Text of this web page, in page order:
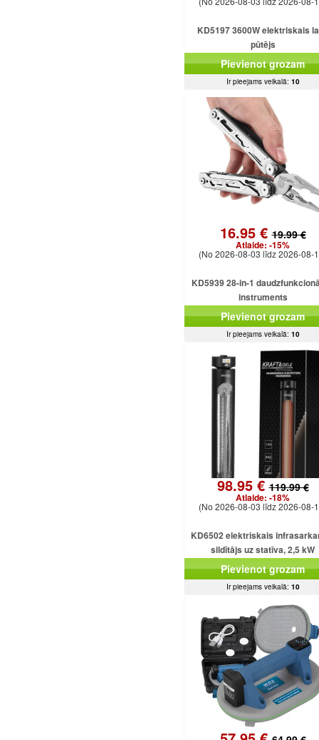
KD5197 3600W elektriskais
pūtējs
Pievienot grozam
Ir pieejams veikalā: 10
16.95 €19.99 €
Atlaide: -15%
(No 2026-08-03 līdz 2026-08-
KD5939 28-in-1
instruments
Pievienot grozam
Ir pieejams veikalā: 10
98.95 €119.99 €
Atlaide: -18%
(No 2026-08-03 līdz 2026-08-
KD6502 elektriskais
sildītājs uz statīva, 2,5 kW
Pievienot grozam
Ir pieejams veikalā: 10